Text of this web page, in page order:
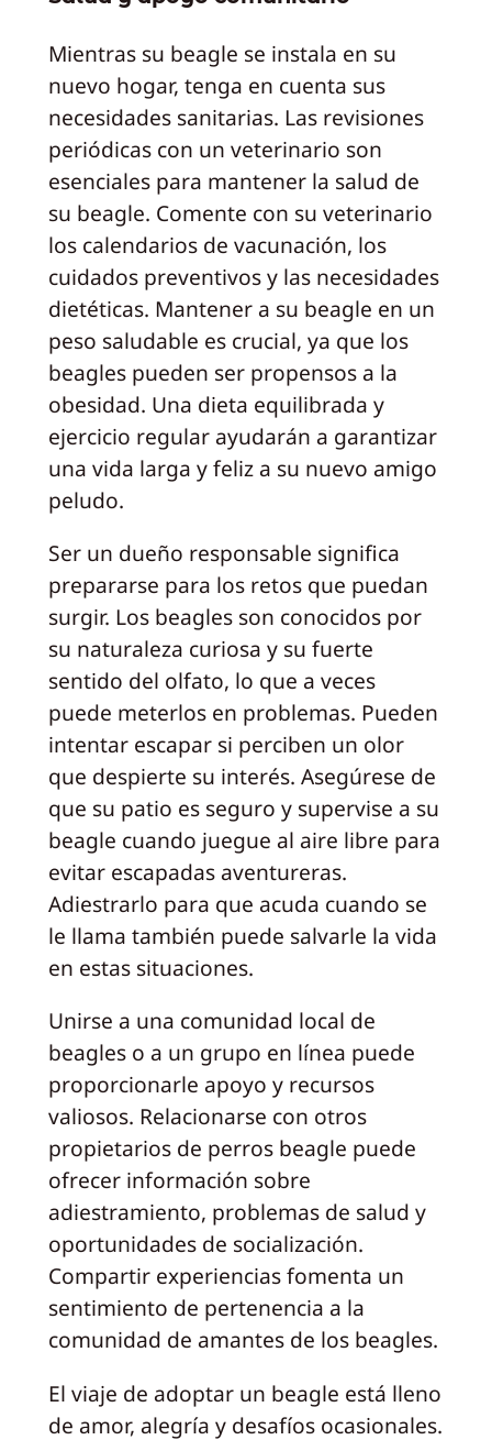
Mientras su beagle se instala en su
nuevo hogar, tenga en cuenta sus
necesidades sanitarias. Las revisiones
periódicas con un veterinario son
esenciales para mantener la salud de
su beagle. Comente con su veterinario
los calendarios de vacunación, los
cuidados preventivos y las necesidades
dietéticas. Mantener a su beagle en un
peso saludable es crucial, ya que los
beagles pueden ser propensos a la
obesidad. Una dieta equilibrada y
ejercicio regular ayudarán a garantizar
una vida larga y feliz a su nuevo amigo
peludo.
Ser un dueño responsable significa
prepararse para los retos que puedan
surgir. Los beagles son conocidos por
su naturaleza curiosa y su fuerte
sentido del olfato, lo que a veces
puede meterlos en problemas. Pueden
intentar escapar si perciben un olor
que despierte su interés. Asegúrese de
que su patio es seguro y supervise a su
beagle cuando juegue al aire libre para
evitar escapadas aventureras.
Adiestrarlo para que acuda cuando se
le llama también puede salvarle la vida
en estas situaciones.
Unirse a una comunidad local de
beagles o a un grupo en línea puede
proporcionarle apoyo y recursos
valiosos. Relacionarse con otros
propietarios de perros beagle puede
ofrecer información sobre
adiestramiento, problemas de salud y
oportunidades de socialización.
Compartir experiencias fomenta un
sentimiento de pertenencia a la
comunidad de amantes de los beagles.
El viaje de adoptar un beagle está lleno
de amor, alegría y desafíos ocasionales.